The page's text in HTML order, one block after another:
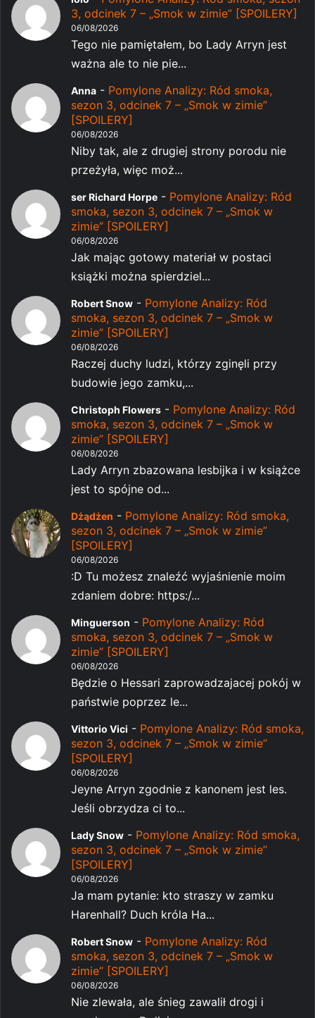
3, odcinek 7 – „Smok w zimie” [SPOILERY]
06/08/2026
Tego nie pamiętałem, bo Lady Arryn jest
ważna ale to nie pie...
Anna - Pomylone Analizy: Ród smoka,
sezon 3, odcinek 7 – „Smok w zimie”
[SPOILERY]
06/08/2026
Niby tak, ale z drugiej strony porodu nie
przeżyła, więc moż...
ser Richard Horpe - Pomylone Analizy: Ród
smoka, sezon 3, odcinek 7 – „Smok w
zimie” [SPOILERY]
06/08/2026
Jak mając gotowy materiał w postaci
książki można spierdziel...
Robert Snow - Pomylone Analizy: Ród
smoka, sezon 3, odcinek 7 – „Smok w
zimie” [SPOILERY]
06/08/2026
Raczej duchy ludzi, którzy zginęli przy
budowie jego zamku,...
Christoph Flowers - Pomylone Analizy: Ród
smoka, sezon 3, odcinek 7 – „Smok w
zimie” [SPOILERY]
06/08/2026
Lady Arryn zbazowana lesbijka i w książce
jest to spójne od...
Dżądżen - Pomylone Analizy: Ród smoka,
sezon 3, odcinek 7 – „Smok w zimie”
[SPOILERY]
06/08/2026
:D Tu możesz znaleźć wyjaśnienie moim
zdaniem dobre: https:/...
Minguerson - Pomylone Analizy: Ród
smoka, sezon 3, odcinek 7 – „Smok w
zimie” [SPOILERY]
06/08/2026
Będzie o Hessari zaprowadzajacej pokój w
państwie poprzez le...
Vittorio Vici - Pomylone Analizy: Ród smoka,
sezon 3, odcinek 7 – „Smok w zimie”
[SPOILERY]
06/08/2026
Jeyne Arryn zgodnie z kanonem jest les.
Jeśli obrzydza ci to...
Lady Snow - Pomylone Analizy: Ród smoka,
sezon 3, odcinek 7 – „Smok w zimie”
[SPOILERY]
06/08/2026
Ja mam pytanie: kto straszy w zamku
Harenhall? Duch króla Ha...
Robert Snow - Pomylone Analizy: Ród
smoka, sezon 3, odcinek 7 – „Smok w
zimie” [SPOILERY]
06/08/2026
Nie zlewała, ale śnieg zawalił drogi i